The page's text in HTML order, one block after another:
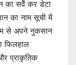
का सर्वे कर डेटा
का नाम सूची में
से अपने नुकसान
फिलहाल
प्राकृतिक